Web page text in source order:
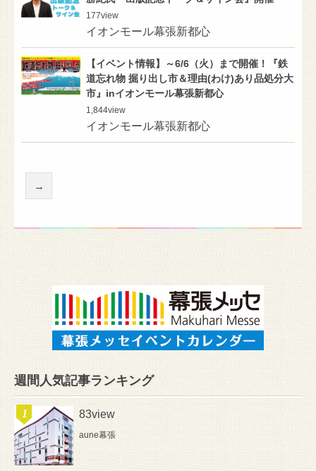
177view
イオンモール幕張新都心
【イベント情報】～6/6（火）まで開催！『鉄
道忘れ物 掘り出し市＆理由(わけ)あり品処分大
市』inイオンモール幕張新都心
1,844view
イオンモール幕張新都心
→
週間人気記事ランキング
83view
aune幕張